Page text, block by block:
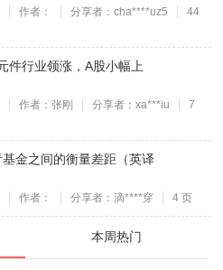
作者： 分享者：cha****uz5
44
件行业领涨，A股小幅上
作者：张刚 分享者：xa***iu
7
金之间的衡量差距（英译
作者： 分享者：滴****穿 4 页
本周热门